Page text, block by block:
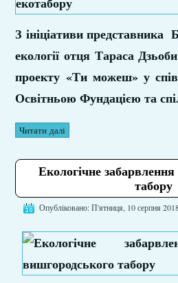
З ініціативи
екології отця Тараса
проекту «Ти можеш» у
Освітньою Фундацією та
Читати далі
Екологічне
табору
Опубліковано: П'ятниця, 10 серпня